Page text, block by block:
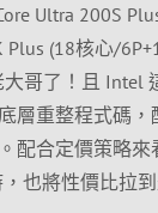
Ultra 200S
(18核心/
哥了！且 Intel
層重整程式碼
配合定價策略來
也將性價比拉到